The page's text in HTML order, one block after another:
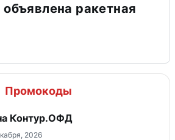
объявлена ракетная
Промокоды
Контур.ОФД
2026